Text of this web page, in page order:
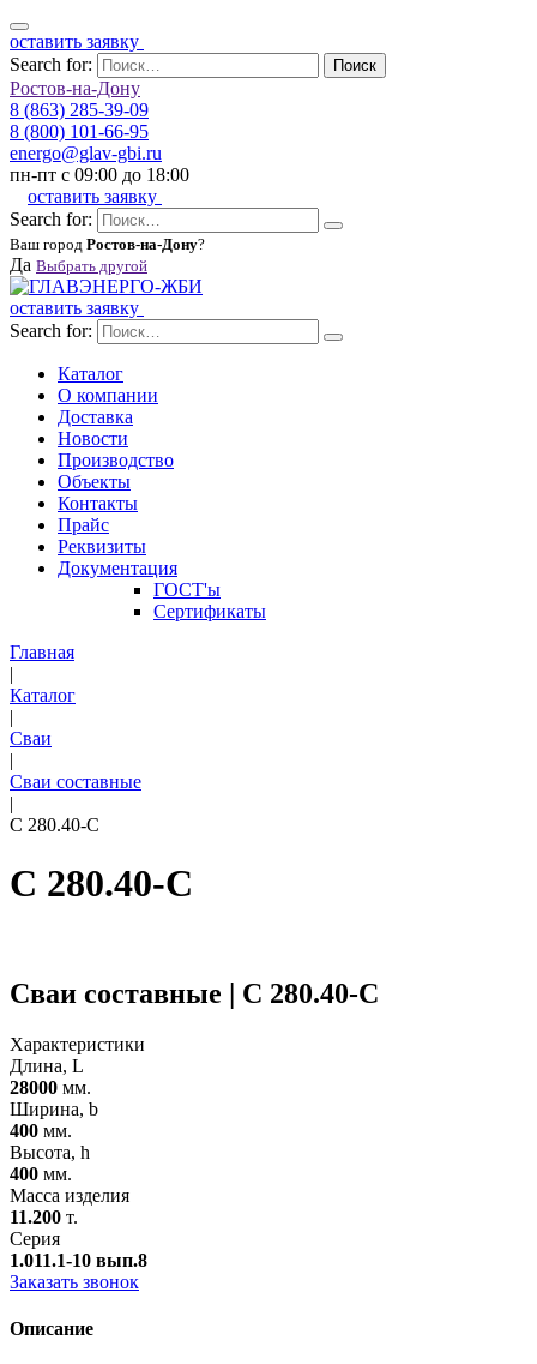
оставить заявку
Search for:
Поиск
Ростов-на-Дону
8 (863) 285-39-09
8 (800) 101-66-95
energo@glav-gbi.ru
пн-пт с 09:00 до 18:00
оставить заявку
Search for:
Ваш город Ростов-на-Дону?
Да Выбрать другой
оставить заявку
Search for:
Каталог
О компании
Доставка
Новости
Производство
Объекты
Контакты
Прайс
Реквизиты
Документация
ГОСТ'ы
Сертификаты
Главная
|
Каталог
|
Сваи
|
Сваи составные
|
С 280.40-С
С 280.40-С
Сваи составные | С 280.40-С
Характеристики
Длина, L
28000 мм.
Ширина, b
400 мм.
Высота, h
400 мм.
Масса изделия
11.200 т.
Серия
1.011.1-10 вып.8
Заказать звонок
Описание